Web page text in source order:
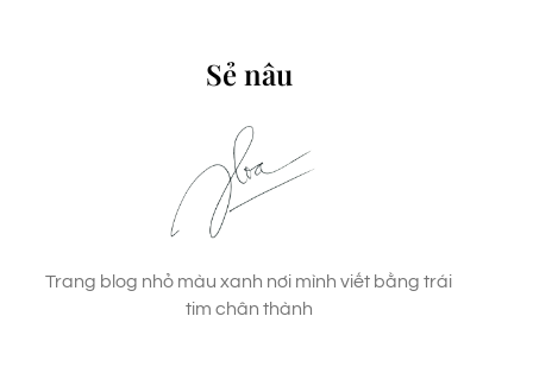
Sẻ nâu
Trang blog nhỏ màu xanh nơi mình viết bằng trái
tim chân thành